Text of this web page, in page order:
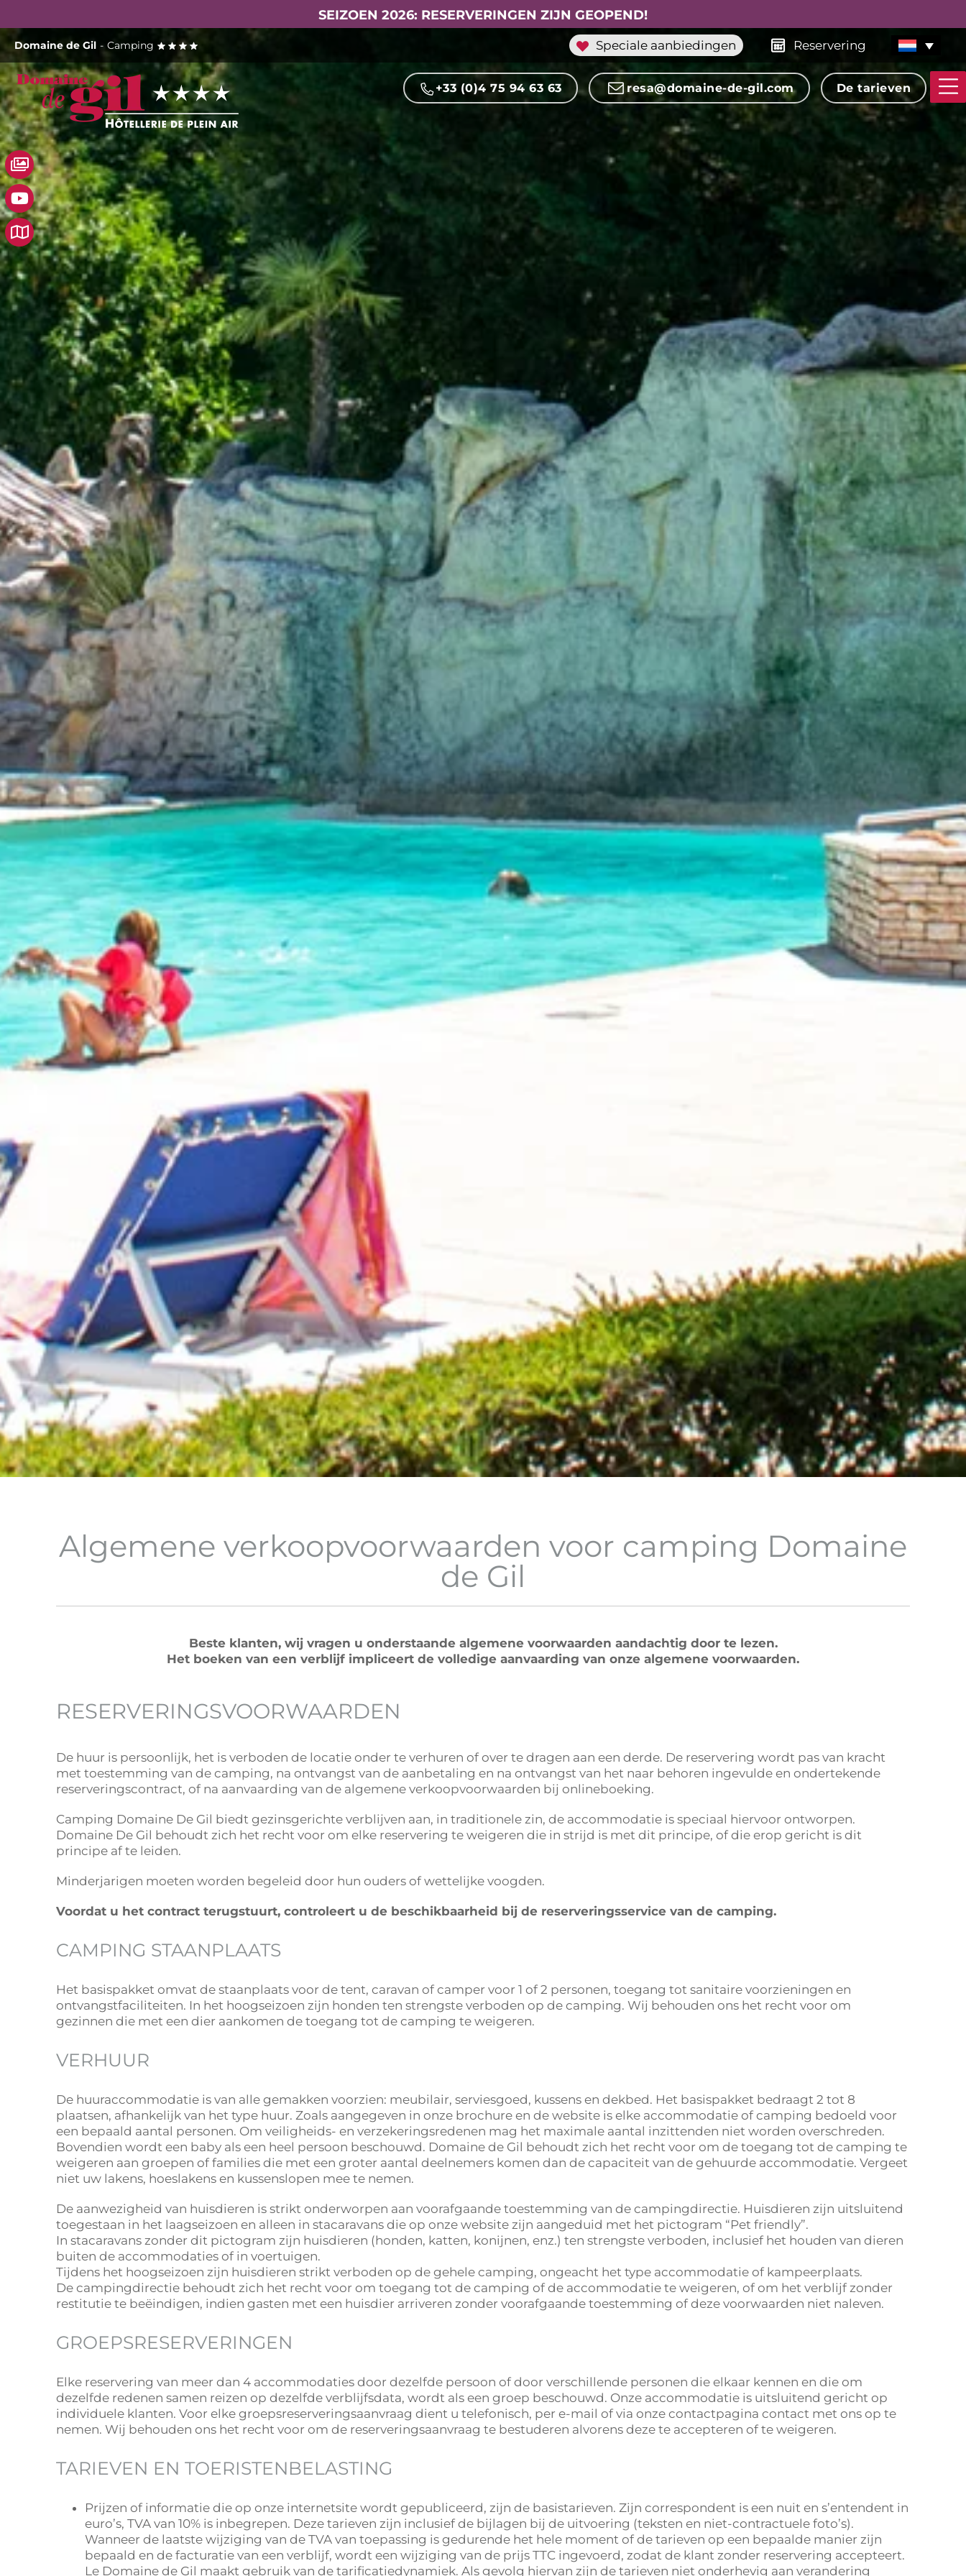
SEIZOEN 2026: RESERVERINGEN ZIJN GEOPEND!
Domaine de Gil - Camping Speciale aanbiedingen Reservering
Skip
to
content
+33 (0)4 75 94 63 63 resa@domaine-de-gil.com De tarieven
Algemene verkoopvoorwaarden voor camping Domaine
de Gil
Beste klanten, wij vragen u onderstaande algemene voorwaarden aandachtig door te lezen.
Het boeken van een verblijf impliceert de volledige aanvaarding van onze algemene voorwaarden.
RESERVERINGSVOORWAARDEN
De huur is persoonlijk, het is verboden de locatie onder te verhuren of over te dragen aan een derde. De reservering wordt pas van kracht
met toestemming van de camping, na ontvangst van de aanbetaling en na ontvangst van het naar behoren ingevulde en ondertekende
reserveringscontract, of na aanvaarding van de algemene verkoopvoorwaarden bij onlineboeking.
Camping Domaine De Gil biedt gezinsgerichte verblijven aan, in traditionele zin, de accommodatie is speciaal hiervoor ontworpen.
Domaine De Gil behoudt zich het recht voor om elke reservering te weigeren die in strijd is met dit principe, of die erop gericht is dit
principe af te leiden.
Minderjarigen moeten worden begeleid door hun ouders of wettelijke voogden.
Voordat u het contract terugstuurt, controleert u de beschikbaarheid bij de reserveringsservice van de camping.
CAMPING STAANPLAATS
Het basispakket omvat de staanplaats voor de tent, caravan of camper voor 1 of 2 personen, toegang tot sanitaire voorzieningen en
ontvangstfaciliteiten. In het hoogseizoen zijn honden ten strengste verboden op de camping. Wij behouden ons het recht voor om
gezinnen die met een dier aankomen de toegang tot de camping te weigeren.
VERHUUR
De huuraccommodatie is van alle gemakken voorzien: meubilair, serviesgoed, kussens en dekbed. Het basispakket bedraagt ​​2 tot 8
plaatsen, afhankelijk van het type huur. Zoals aangegeven in onze brochure en de website is elke accommodatie of camping bedoeld voor
een bepaald aantal personen. Om veiligheids- en verzekeringsredenen mag het maximale aantal inzittenden niet worden overschreden.
Bovendien wordt een baby als een heel persoon beschouwd. Domaine de Gil behoudt zich het recht voor om de toegang tot de camping te
weigeren aan groepen of families die met een groter aantal deelnemers komen dan de capaciteit van de gehuurde accommodatie. Vergeet
niet uw lakens, hoeslakens en kussenslopen mee te nemen.
De aanwezigheid van huisdieren is strikt onderworpen aan voorafgaande toestemming van de campingdirectie. Huisdieren zijn uitsluitend
toegestaan in het laagseizoen en alleen in stacaravans die op onze website zijn aangeduid met het pictogram “Pet friendly”.
In stacaravans zonder dit pictogram zijn huisdieren (honden, katten, konijnen, enz.) ten strengste verboden, inclusief het houden van dieren
buiten de accommodaties of in voertuigen.
Tijdens het hoogseizoen zijn huisdieren strikt verboden op de gehele camping, ongeacht het type accommodatie of kampeerplaats.
De campingdirectie behoudt zich het recht voor om toegang tot de camping of de accommodatie te weigeren, of om het verblijf zonder
restitutie te beëindigen, indien gasten met een huisdier arriveren zonder voorafgaande toestemming of deze voorwaarden niet naleven.
GROEPSRESERVERINGEN
Elke reservering van meer dan 4 accommodaties door dezelfde persoon of door verschillende personen die elkaar kennen en die om
dezelfde redenen samen reizen op dezelfde verblijfsdata, wordt als een groep beschouwd. Onze accommodatie is uitsluitend gericht op
individuele klanten. Voor elke groepsreserveringsaanvraag dient u telefonisch, per e-mail of via onze contactpagina contact met ons op te
nemen. Wij behouden ons het recht voor om de reserveringsaanvraag te bestuderen alvorens deze te accepteren of te weigeren.
TARIEVEN EN TOERISTENBELASTING
Prijzen of informatie die op onze internetsite wordt gepubliceerd, zijn de basistarieven. Zijn correspondent is een nuit en s’entendent in
euro’s, TVA van 10% is inbegrepen. Deze tarieven zijn inclusief de bijlagen bij de uitvoering (teksten en niet-contractuele foto’s).
Wanneer de laatste wijziging van de TVA van toepassing is gedurende het hele moment of de tarieven op een bepaalde manier zijn
bepaald en de facturatie van een verblijf, wordt een wijziging van de prijs TTC ingevoerd, zodat de klant zonder reservering accepteert.
Le Domaine de Gil maakt gebruik van de tarificatiedynamiek. Als gevolg hiervan zijn de tarieven niet onderhevig aan verandering